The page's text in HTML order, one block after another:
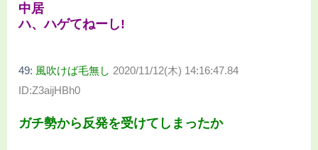
中居
ハ、ハゲてねーし!
49: 風吹けば毛無し 2020/11/12(木) 14:16:47.84
ID:Z3aijHBh0
ガチ勢から反発を受けてしまったか